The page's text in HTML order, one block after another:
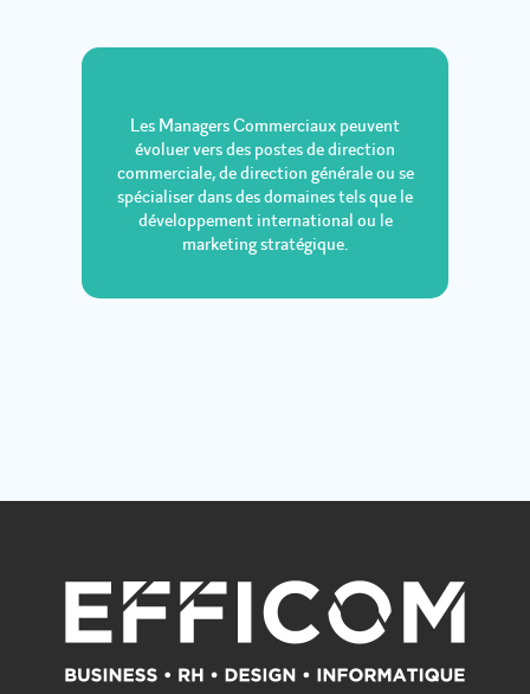
Les Managers Commerciaux peuvent
évoluer vers des postes de direction
commerciale, de direction générale ou se
spécialiser dans des domaines tels que le
développement international ou le
marketing stratégique.